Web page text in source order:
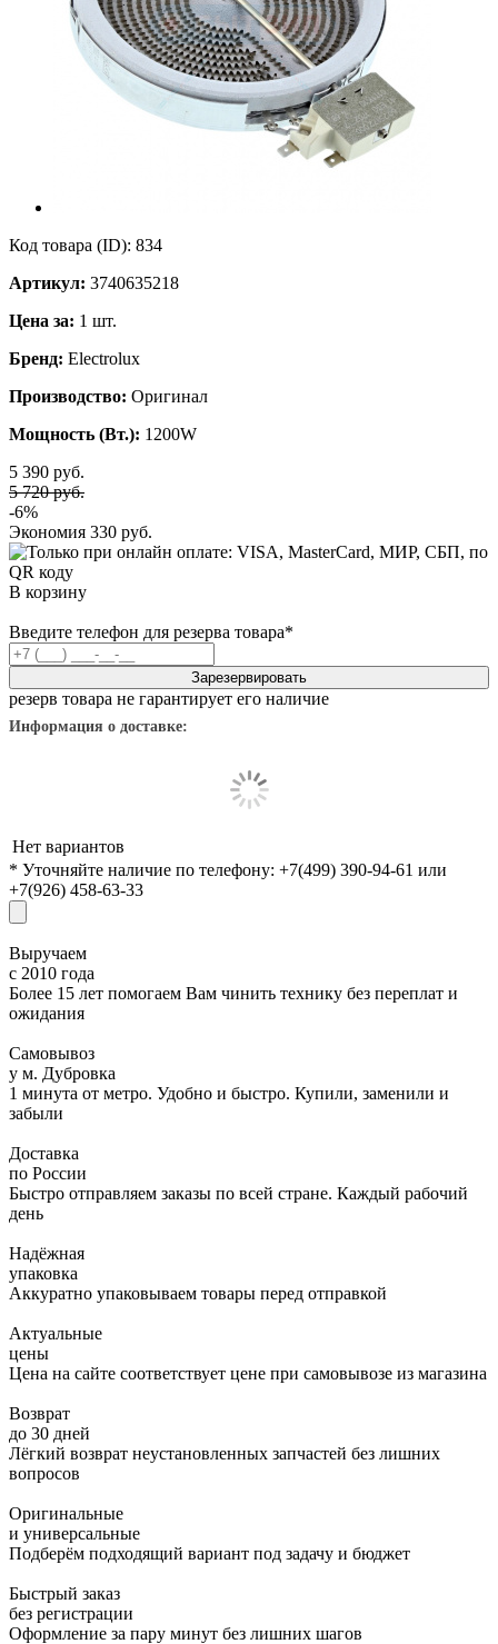
Код товара (ID): 834
Артикул: 3740635218
Цена за: 1 шт.
Бренд: Electrolux
Производство: Оригинал
Мощность (Вт.): 1200W
5 390 руб.
5 720 руб.
-6%
Экономия 330 руб.
В корзину
Введите телефон для резерва товара*
Зарезервировать
резерв товара не гарантирует его наличие
Информация о доставке:
Нет вариантов
* Уточняйте наличие по телефону: +7(499) 390-94-61 или
+7(926) 458-63-33
Выручаем
с 2010 года
Более 15 лет помогаем Вам чинить технику без переплат и
ожидания
Самовывоз
у м. Дубровка
1 минута от метро. Удобно и быстро. Купили, заменили и
забыли
Доставка
по России
Быстро отправляем заказы по всей стране. Каждый рабочий
день
Надёжная
упаковка
Аккуратно упаковываем товары перед отправкой
Актуальные
цены
Цена на сайте соответствует цене при самовывозе из магазина
Возврат
до 30 дней
Лёгкий возврат неустановленных запчастей без лишних
вопросов
Оригинальные
и универсальные
Подберём подходящий вариант под задачу и бюджет
Быстрый заказ
без регистрации
Оформление за пару минут без лишних шагов